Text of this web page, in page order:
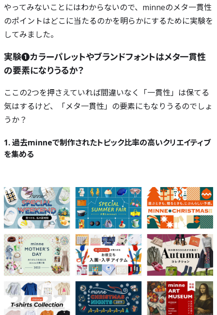
やってみないことにはわからないので、minneのメタ一貫性
のポイントはどこに当たるのかを明らかにするために実験を
してみました。
実験❶カラーパレットやブランドフォントはメタ一貫性
の要素になりうるか？
ここの2つを押さえていれば間違いなく「一貫性」は保てる
気はするけど、「メタ一貫性」の要素にもなりうるのでしょ
うか？
1. 過去minneで制作されたトピック比率の高いクリエイティブ
を集める